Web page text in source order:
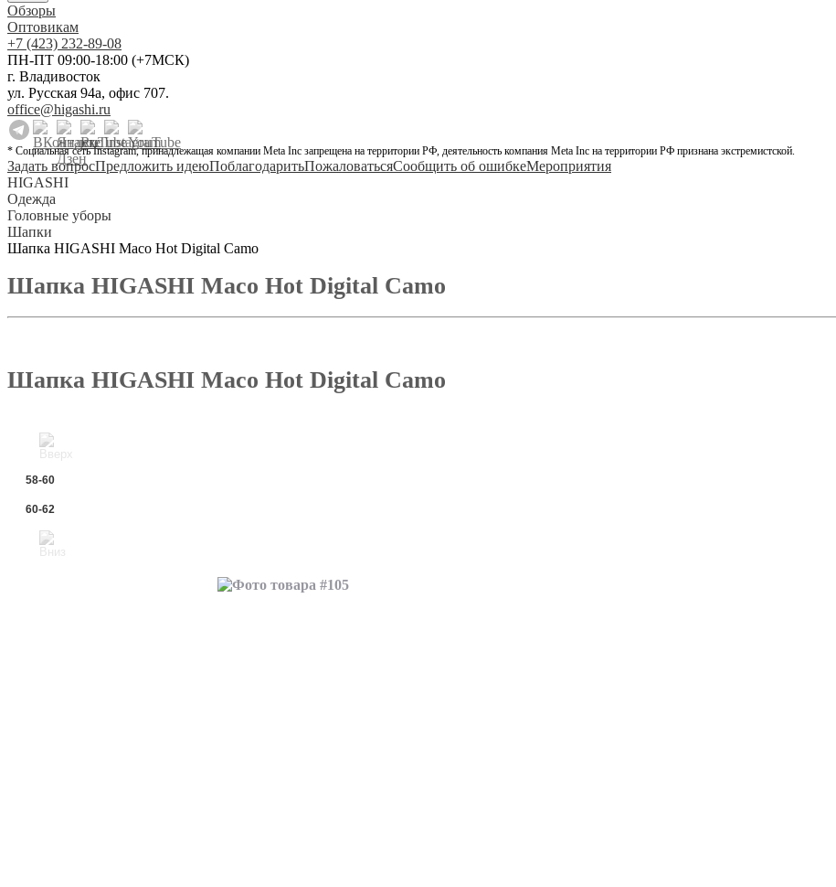
Обзоры
Оптовикам
+7 (423) 232-89-08
ПН-ПТ 09:00-18:00 (+7МСК)
г. Владивосток
ул. Русская 94а, офис 707.
office@higashi.ru
* Социальная сеть Instagram, принадлежащая компании Meta Inc запрещена на территории РФ, деятельность компания Meta Inc на территории РФ признана экстремистской.
Задать вопросПредложить идеюПоблагодаритьПожаловатьсяСообщить об ошибкеМероприятия
HIGASHI
Одежда
Головные уборы
Шапки
Шапка HIGASHI Maco Hot Digital Camo
Шапка HIGASHI Maco Hot Digital Camo
58-60
60-62
Шапка HIGASHI Maco Hot Digital Camo